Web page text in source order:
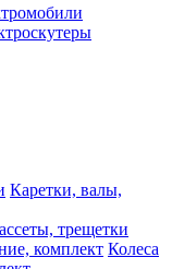
Каретки, валы,
трещетки
Колеса